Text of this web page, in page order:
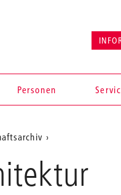
Personen